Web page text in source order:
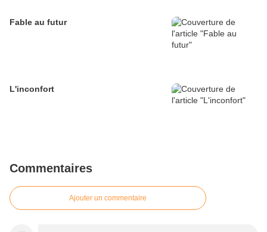
Fable au futur
L'inconfort
Commentaires
Ajouter un commentaire